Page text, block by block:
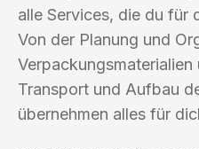
alle Services, die du für
Von der Planung und
Transport und Aufbau
übernehmen alles für